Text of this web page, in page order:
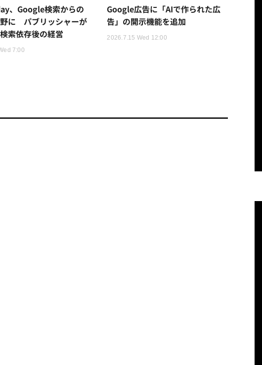
、Google検索からの
に パブリッシャーが
索依存後の経営
7:00
Google広告に「AIで作られた広
告」の開示機能を追加
2026.7.15 Wed 12:00